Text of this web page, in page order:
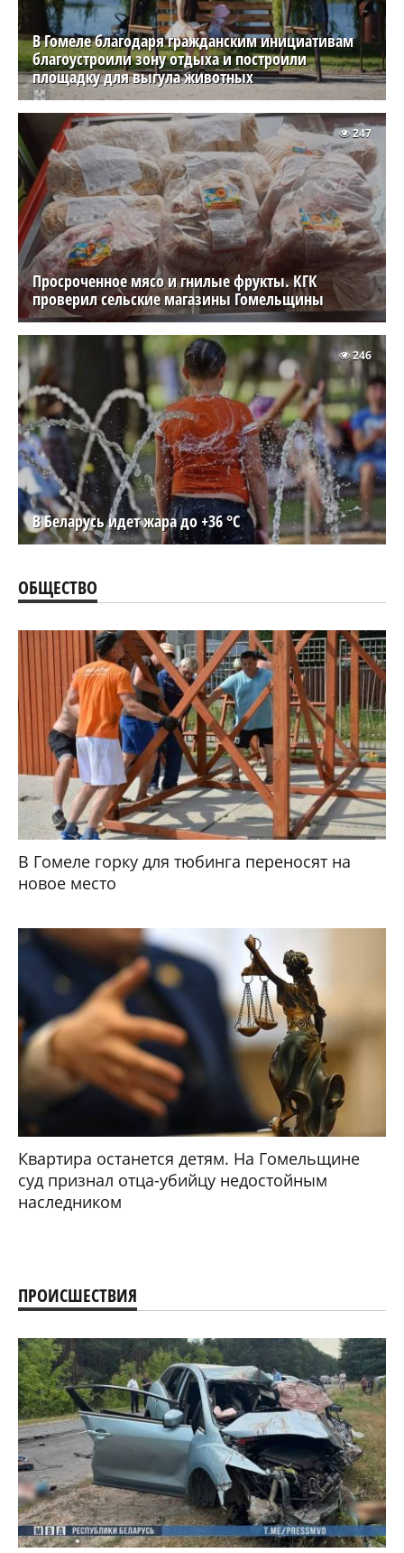
В Гомеле благодаря гражданским инициативам
благоустроили зону отдыха и построили
площадку для выгула животных
Просроченное мясо и гнилые фрукты. КГК
проверил сельские магазины Гомельщины
247
В Беларусь идет жара до +36 °C
246
ОБЩЕСТВО
В Гомеле горку для тюбинга переносят на
новое место
Квартира останется детям. На Гомельщине
суд признал отца-убийцу недостойным
наследником
ПРОИСШЕСТВИЯ